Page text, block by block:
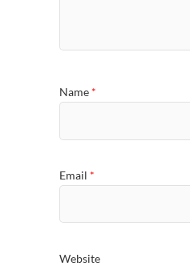
Name *
Email *
Website